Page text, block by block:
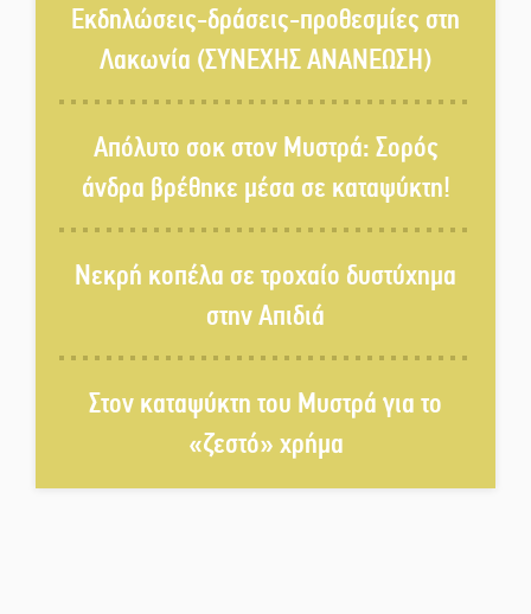
χρωμάτων στη Νεάπολη
Τα Λαγκάδια κρατούν ζωντανή
την τέχνη της πέτρας
δίνει «χρώμα» στον Αύγουστο
του Λαχίου
Χασισοφυτεία στην
Παλαιοπαναγιά ξεσκέπασε η
Εκδηλώσεις-δράσεις-προθεσμίες στη
Λακωνία (ΣΥΝΕΧΗΣ ΑΝΑΝΕΩΣΗ)
Απόλυτο σοκ στον Μυστρά: Σορός
άνδρα βρέθηκε μέσα σε καταψύκτη!
Νεκρή κοπέλα σε τροχαίο δυστύχημα
στην Απιδιά
Στον καταψύκτη του Μυστρά για το
«ζεστό» χρήμα